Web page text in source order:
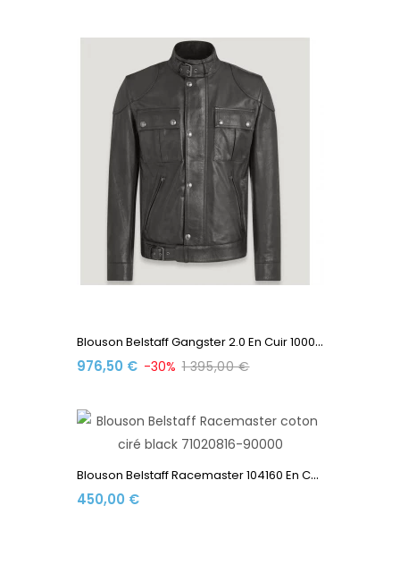
B
Louson Belstaff Gangster 2.0 En Cuir 100035 Black
976,50 € -30% 1 395,00 €
B
Louson Belstaff Racemaster 104160 En Coton Ciré 170 Gr...
450,00 €